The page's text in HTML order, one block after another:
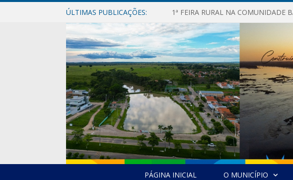
ÚLTIMAS PUBLICAÇÕES: 1ª FEIRA RURAL NA COMUNIDADE
PÁGINA INICIAL O MUNICÍPIO